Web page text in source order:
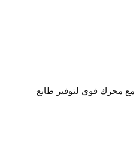
مع محرك قوي لتوفير طابع